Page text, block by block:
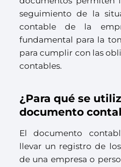
seguimiento de la
contable de la
fundamental para la
para cumplir con las
contables.
¿Para qué se
documento
El documento
llevar un registro de
de una empresa o